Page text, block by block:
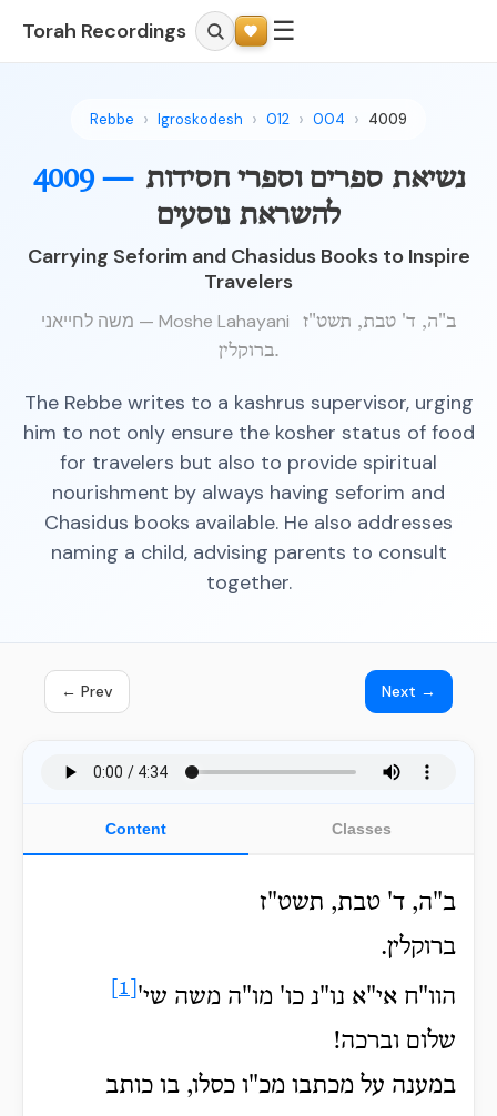
Torah Recordings ☰
Rebbe Igroskodesh 012 004 4009
4009 — נשיאת ספרים וספרי חסידות
להשראת נוסעים
Carrying Seforim and Chasidus Books to Inspire
Travelers
משה לחייאני — Moshe Lahayani
ב"ה, ד' טבת, תשט"ז
ברוקלין.
The Rebbe writes to a kashrus supervisor, urging
him to not only ensure the kosher status of food
for travelers but also to provide spiritual
nourishment by always having seforim and
Chasidus books available. He also addresses
naming a child, advising parents to consult
together.
← Prev Next →
Content Classes
ב"ה, ד' טבת, תשט"ז
ברוקלין.
הוו"ח אי"א נו"נ כו' מו"ה משה שי'
שלום וברכה!
במענה על מכתבו מכ"ו כסלו, בו כותב